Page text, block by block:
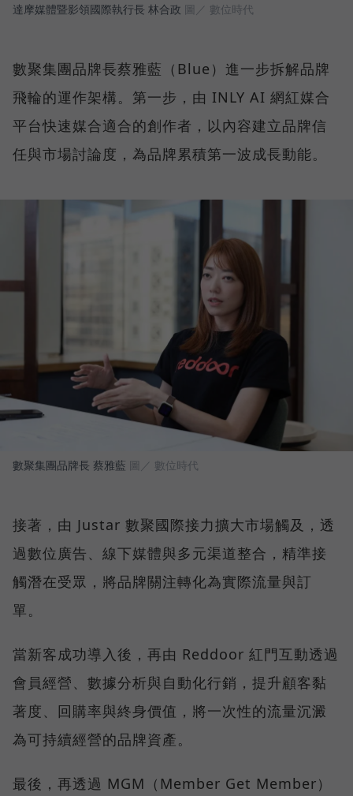
達摩媒體暨影領國際執行長 林合政 圖／ 數位時代
數聚集團品牌長蔡雅藍（Blue）進一步拆解品牌
飛輪的運作架構。第一步，由 INLY AI 網紅媒合
平台快速媒合適合的創作者，以內容建立品牌信
任與市場討論度，為品牌累積第一波成長動能。
數聚集團品牌長 蔡雅藍 圖／ 數位時代
接著，由 Justar 數聚國際接力擴大市場觸及，透
過數位廣告、線下媒體與多元渠道整合，精準接
觸潛在受眾，將品牌關注轉化為實際流量與訂
單。
當新客成功導入後，再由 Reddoor 紅門互動透過
會員經營、數據分析與自動化行銷，提升顧客黏
著度、回購率與終身價值，將一次性的流量沉澱
為可持續經營的品牌資產。
最後，再透過 MGM（Member Get Member）